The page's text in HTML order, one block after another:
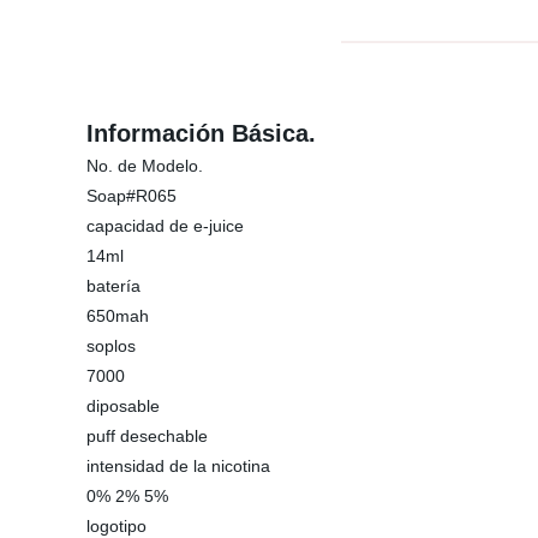
Información Básica.
No. de Modelo.
Soap#R065
capacidad de e-juice
14ml
batería
650mah
soplos
7000
diposable
puff desechable
intensidad de la nicotina
0% 2% 5%
logotipo